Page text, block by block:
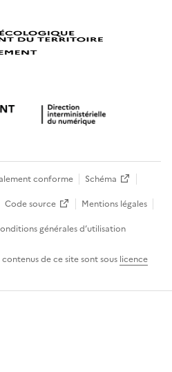
conforme
Schéma
Code source
Mentions légales
générales d’utilisation
de ce site sont sous licence